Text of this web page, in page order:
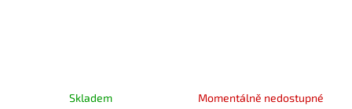
Skladem Momentálně nedostupné